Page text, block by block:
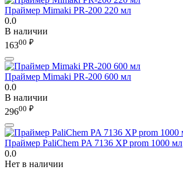
Праймер Mimaki PR-200 220 мл
0.0
В наличии
16300 ₽
Праймер Mimaki PR-200 600 мл
0.0
В наличии
29600 ₽
Праймер PaliChem PA 7136 XP prom 1000 мл
0.0
Нет в наличии